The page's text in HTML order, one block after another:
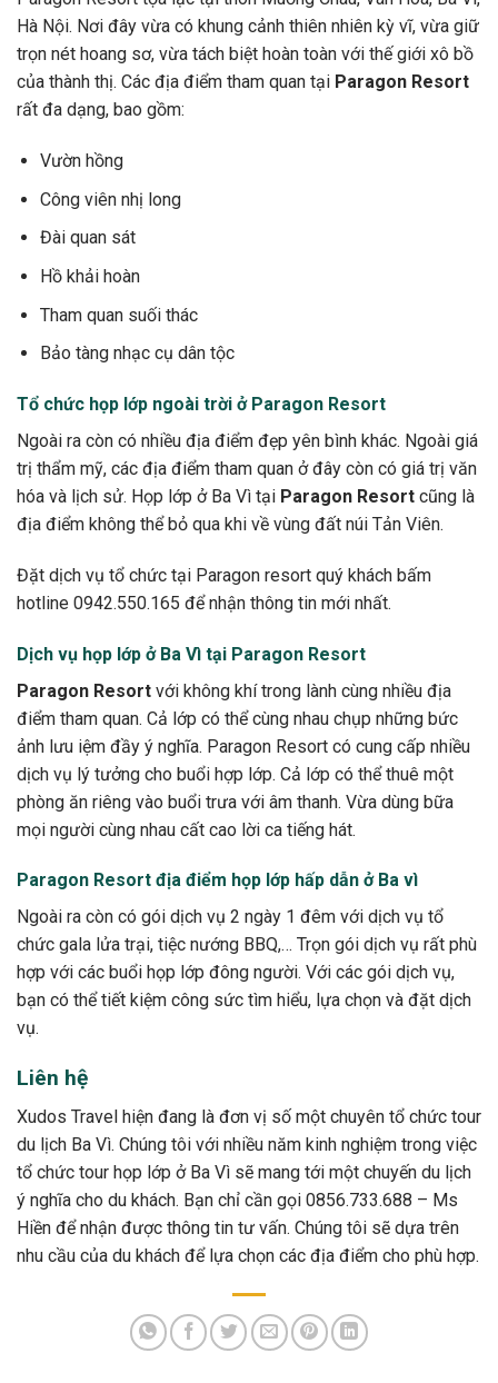
Hà Nội. Nơi đây vừa có khung cảnh thiên nhiên kỳ vĩ, vừa giữ
trọn nét hoang sơ, vừa tách biệt hoàn toàn với thế giới xô bồ
của thành thị. Các địa điểm tham quan tại Paragon Resort
rất đa dạng, bao gồm:
Vườn hồng
Công viên nhị long
Đài quan sát
Hồ khải hoàn
Tham quan suối thác
Bảo tàng nhạc cụ dân tộc
Tổ chức họp lớp ngoài trời ở Paragon Resort
Ngoài ra còn có nhiều địa điểm đẹp yên bình khác. Ngoài giá
trị thẩm mỹ, các địa điểm tham quan ở đây còn có giá trị văn
hóa và lịch sử. Họp lớp ở Ba Vì tại Paragon Resort cũng là
địa điểm không thể bỏ qua khi về vùng đất núi Tản Viên.
Đặt dịch vụ tổ chức tại Paragon resort quý khách bấm
hotline 0942.550.165 để nhận thông tin mới nhất.
Dịch vụ họp lớp ở Ba Vì tại Paragon Resort
Paragon Resort với không khí trong lành cùng nhiều địa
điểm tham quan. Cả lớp có thể cùng nhau chụp những bức
ảnh lưu iệm đầy ý nghĩa. Paragon Resort có cung cấp nhiều
dịch vụ lý tưởng cho buổi hợp lớp. Cả lớp có thể thuê một
phòng ăn riêng vào buổi trưa với âm thanh. Vừa dùng bữa
mọi người cùng nhau cất cao lời ca tiếng hát.
Paragon Resort địa điểm họp lớp hấp dẫn ở Ba vì
Ngoài ra còn có gói dịch vụ 2 ngày 1 đêm với dịch vụ tổ
chức gala lửa trại, tiệc nướng BBQ,… Trọn gói dịch vụ rất phù
hợp với các buổi họp lớp đông người. Với các gói dịch vụ,
bạn có thể tiết kiệm công sức tìm hiểu, lựa chọn và đặt dịch
vụ.
Liên hệ
Xudos Travel hiện đang là đơn vị số một chuyên tổ chức tour
du lịch Ba Vì. Chúng tôi với nhiều năm kinh nghiệm trong việc
tổ chức tour họp lớp ở Ba Vì sẽ mang tới một chuyến du lịch
ý nghĩa cho du khách. Bạn chỉ cần gọi 0856.733.688 – Ms
Hiền để nhận được thông tin tư vấn. Chúng tôi sẽ dựa trên
nhu cầu của du khách để lựa chọn các địa điểm cho phù hợp.